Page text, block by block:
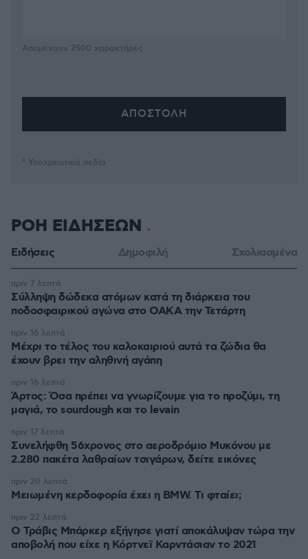
Απομένουν 2500 χαρακτήρες
* Υποχρεωτικά πεδία
ΡΟΗ ΕΙΔΗΣΕΩΝ
Ειδήσεις Δημοφιλή Σχολιασμένα
Σύλληψη δώδεκα ατόμων κατά τη διάρκεια του
ποδοσφαιρικού αγώνα στο ΟΑΚΑ την Τετάρτη
πριν 7 λεπτά
Μέχρι το τέλος του καλοκαιριού αυτά τα ζώδια θα
έχουν βρει την αληθινή αγάπη
πριν 16 λεπτά
Άρτος: Όσα πρέπει να γνωρίζουμε για το προζύμι, τη
μαγιά, το sourdough και το levain
πριν 16 λεπτά
Συνελήφθη 56χρονος στο αεροδρόμιο Μυκόνου με
2.280 πακέτα λαθραίων τσιγάρων, δείτε εικόνες
πριν 17 λεπτά
Μειωμένη κερδοφορία έχει η BMW. Τι φταίει;
πριν 20 λεπτά
O Τράβις Μπάρκερ εξήγησε γιατί αποκάλυψαν τώρα την
αποβολή που είχε η Κόρτνεϊ Καρντάσιαν το 2021
πριν 22 λεπτά